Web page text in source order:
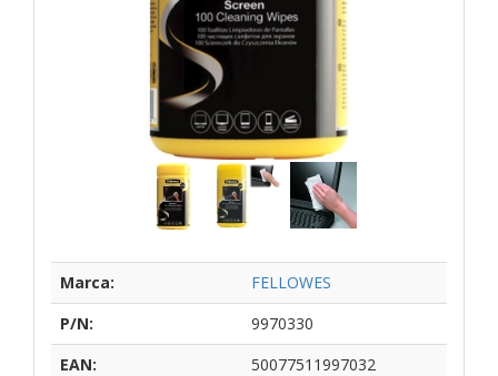
Marca:
FELLOWES
P/N:
9970330
EAN:
50077511997032